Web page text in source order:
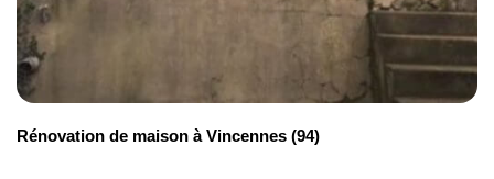
Véranda
Entre 700 et 2 500 € / m²
Rénovation de maison à Vincennes (94)